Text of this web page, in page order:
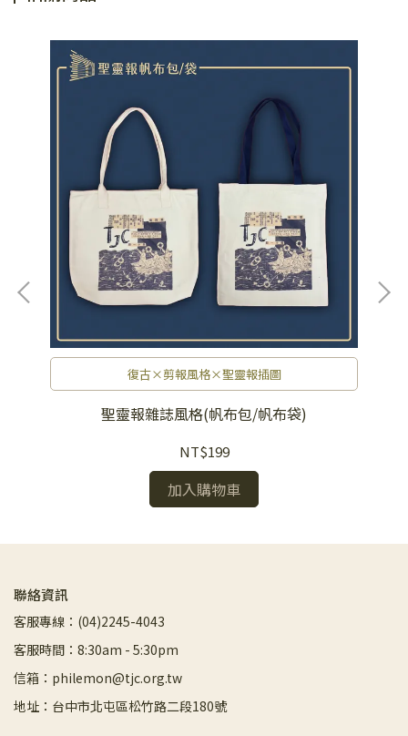
復古×剪報風格×聖靈報插圖
聖靈報雜誌風格(帆布包/帆布袋)
NT$199
加入購物車
聯絡資訊
客服專線：(04)2245-4043
客服時間：8:30am - 5:30pm
信箱：philemon@tjc.org.tw
地址：台中市北屯區松竹路二段180號